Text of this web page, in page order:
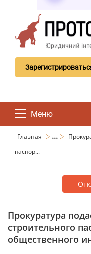
Меню
Главная ...
паспор...
Прокуратура
строительного
общественного